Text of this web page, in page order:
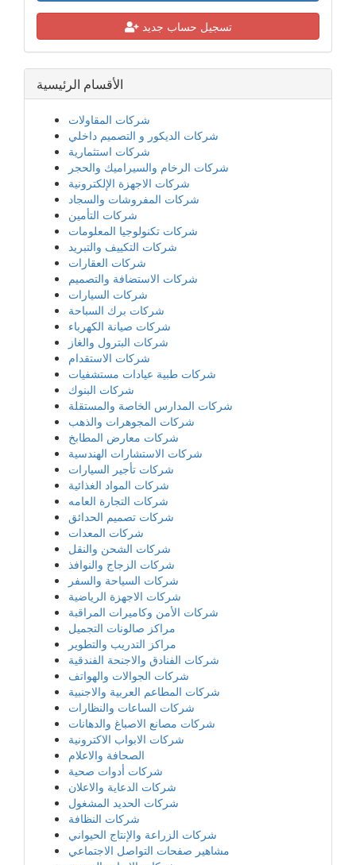
تسجيل حساب جديد
الأقسام الرئيسية
شركات المقاولات
شركات الديكور و التصميم داخلي
شركات استثمارية
شركات الرخام والسيراميك والحجر
شركات الاجهزة الإلكترونية
شركات المفروشات والسجاد
شركات التأمين
شركات تكنولوجيا المعلومات
شركات التكييف والتبريد
شركات العقارات
شركات الاستضافة والتصميم
شركات السيارات
شركات برك السباحة
شركات صيانة الكهرباء
شركات البترول والغاز
شركات الاستقدام
شركات طبية عيادات مستشفيات
شركات البنوك
شركات المدارس الخاصة والمستقلة
شركات المجوهرات والذهب
شركات معارض المطابخ
شركات الاستشارات الهندسية
شركات تأجير السيارات
شركات المواد الغذائية
شركات التجارة العامه
شركات تصميم الحدائق
شركات المعدات
شركات الشحن والنقل
شركات الزجاج والنوافذ
شركات السياحة والسفر
شركات الاجهزة الرياضية
شركات الأمن وكاميرات المراقبة
مراكز صالونات التجميل
مراكز التدريب والتطوير
شركات الفنادق والاجنحة الفندقية
شركات الجوالات والهواتف
شركات المطاعم العربية والاجنبية
شركات الساعات والنظارات
شركات مصانع الاصباغ والدهانات
شركات الابواب الاكترونية
الصحافة والاعلام
شركات أدوات صحية
شركات الدعاية والاعلان
شركات الحديد المشغول
شركات النظافة
شركات الزراعة والإنتاج الحيواني
مشاهير صفحات التواصل الاجتماعي